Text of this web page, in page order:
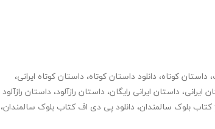
، داستان کوتاه، دانلود داستان کوتاه، داستان کوتاه ایرانی،
ایرانی، داستان ایرانی رایگان، داستان رازآلود، داستان رازآلود
، دانلود پی دی اف کتاب بلوک سالمندان،